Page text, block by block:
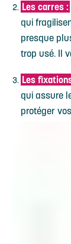
Les carres :
qui
presque
trop usé. Il
Les
qui assure
protéger